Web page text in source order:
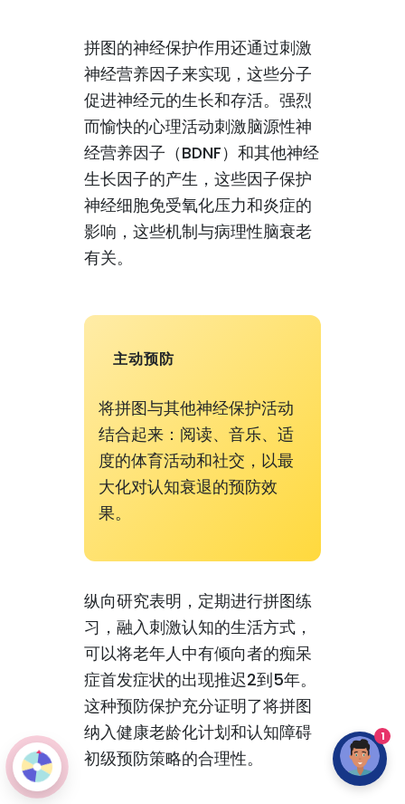
拼图的神经保护作用还通过刺激
神经营养因子来实现，这些分子
促进神经元的生长和存活。强烈
而愉快的心理活动刺激脑源性神
经营养因子（BDNF）和其他神经
生长因子的产生，这些因子保护
神经细胞免受氧化压力和炎症的
影响，这些机制与病理性脑衰老
有关。
主动预防
将拼图与其他神经保护活动
结合起来：阅读、音乐、适
度的体育活动和社交，以最
大化对认知衰退的预防效
果。
纵向研究表明，定期进行拼图练
习，融入刺激认知的生活方式，
可以将老年人中有倾向者的痴呆
症首发症状的出现推迟2到5年。
这种预防保护充分证明了将拼图
纳入健康老龄化计划和认知障碍
初级预防策略的合理性。
1